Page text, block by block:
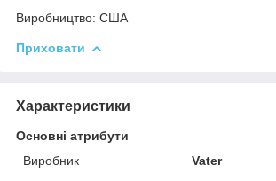
Виробництво: США
Приховати
Характеристики
Основні атрибути
Виробник
Vater